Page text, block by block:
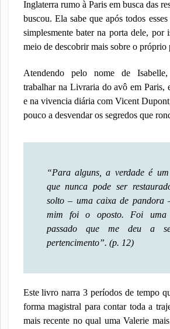
Inglaterra rumo à Paris em busca das
buscou. Ela sabe que após todos
simplesmente bater na porta dele, por
meio de descobrir mais sobre o próprio
Atendendo pelo nome de
trabalhar na Livraria do avô em Paris,
e na vivencia diária com Vicent
pouco a desvendar os segredos que
“Para alguns, a verdade é
que nunca pode ser
solto – uma caixa de pandora
mim foi o oposto. Foi uma
passado que me deu a
pertencimento”. (p. 12)
Este livro narra 3 períodos de tempo
forma magistral para contar toda a
mais recente no qual uma Valerie